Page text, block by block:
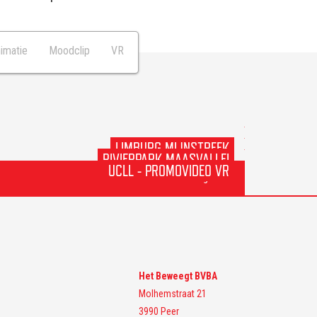
Moodclip VR
LIMBURG MIJNSTREEK
RIVIERPARK MAASVALLEI
UCLL - PROMOVIDEO VR
volgende
Het Beweegt BVBA
Molhemstraat 21
3990 Peer